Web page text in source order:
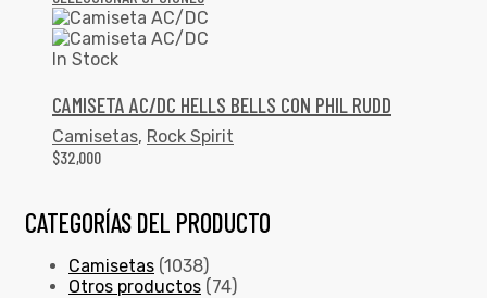
In Stock
CAMISETA AC/DC HELLS BELLS CON PHIL RUDD
Camisetas, Rock Spirit
$32,000
CATEGORÍAS DEL PRODUCTO
Camisetas (1038)
Otros productos (74)